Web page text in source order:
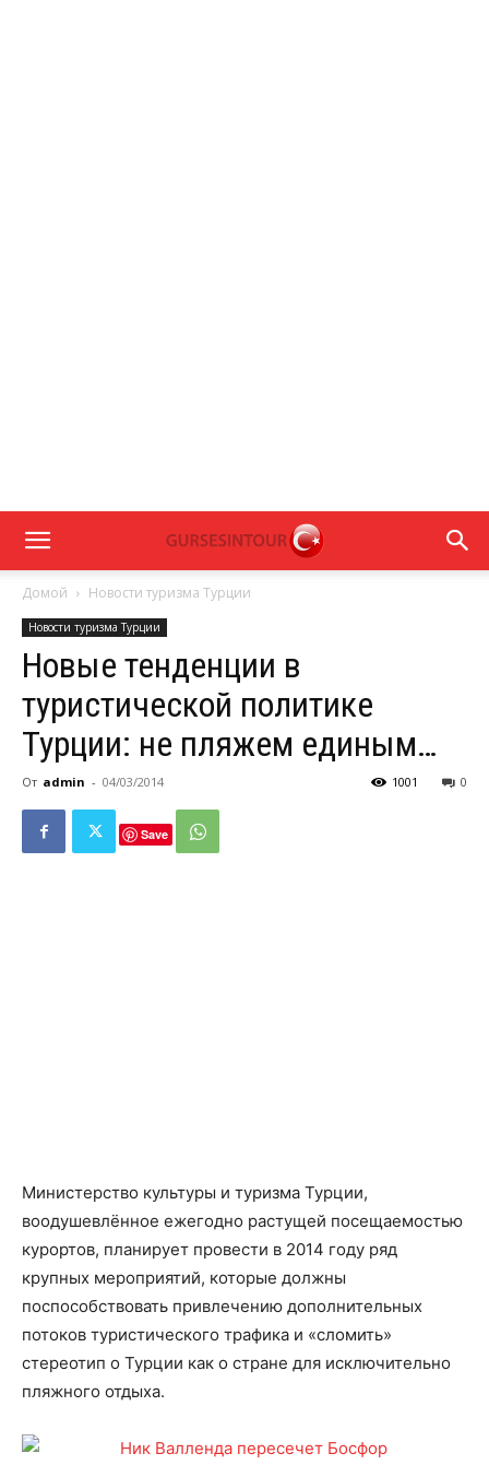
Домой Новости туризма Турции
Новости туризма Турции
Новые тенденции в
туристической политике
Турции: не пляжем единым…
От admin - 04/03/2014 0
1001
Save
Министерство культуры и туризма Турции,
воодушевлённое ежегодно растущей посещаемостью
курортов, планирует провести в 2014 году ряд
крупных мероприятий, которые должны
поспособствовать привлечению дополнительных
потоков туристического трафика и «сломить»
стереотип о Турции как о стране для исключительно
пляжного отдыха.